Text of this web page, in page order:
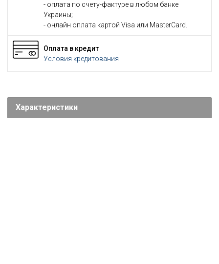
- оплата по счету-фактуре в любом банке
Украины;
- онлайн оплата картой Visa или MasterCard.
Оплата в кредит
Условия кредитования
Характеристики